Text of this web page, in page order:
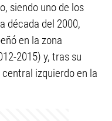
siendo uno de los
década del 2000,
en la zona
2015) y, tras su
izquierdo en la